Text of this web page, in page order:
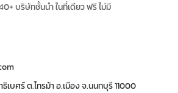
บริษัทชั้นนำ ในที่เดียว ฟรี ไม่มี
เบศร์ ต.ไทรม้า อ.เมือง จ.นนทบุรี 11000